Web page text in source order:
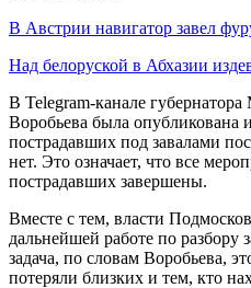
В Австрии навигатор завел
Над белоруской в Абхазии
В Telegram-канале
Воробьева была опубликована
пострадавших под завалами
нет. Это означает, что все
пострадавших завершены.
Вместе с тем, власти
дальнейшей работе по разбору
задача, по словам Воробьева,
потеряли близких и тем, кто